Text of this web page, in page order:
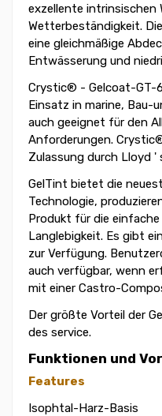
exzellente intrinsischen
Wetterbeständigkeit.
eine gleichmäßige
Entwässerung und
Crystic® - Gelcoat-GT-
Einsatz in marine, Bau-
auch geeignet für den
Anforderungen.
Zulassung durch Lloyd
GelTint bietet die
Technologie,
Produkt für die
Langlebigkeit. Es gibt
zur Verfügung.
auch verfügbar, wenn
mit einer Castro-
Der größte Vorteil der
des service.
Funktionen und
Features
Isophtal-Harz-Basis